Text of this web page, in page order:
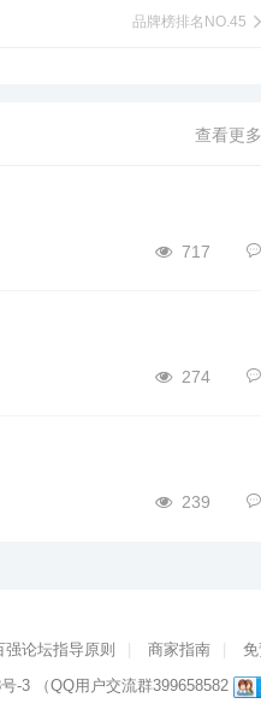
品牌榜排名NO.45
查看更多
717
274
239
强论坛指导原则 商家指南 免
-3（QQ用户交流群399658582